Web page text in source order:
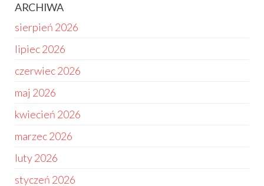
ARCHIWA
sierpień 2026
lipiec 2026
czerwiec 2026
maj 2026
kwiecień 2026
marzec 2026
luty 2026
styczeń 2026